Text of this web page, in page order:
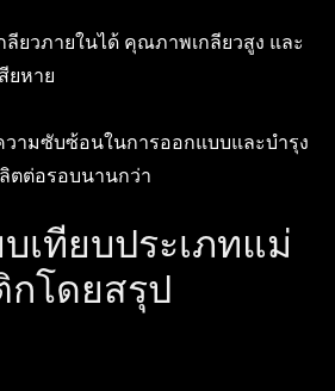
ยวภายในได้ คุณภาพเกลียวสูง และ
ยหาย
ามซับซ้อนในการออกแบบและบำรุง
ตต่อรอบนานกว่า
บเทียบประเภทแม่
โดยสรุป